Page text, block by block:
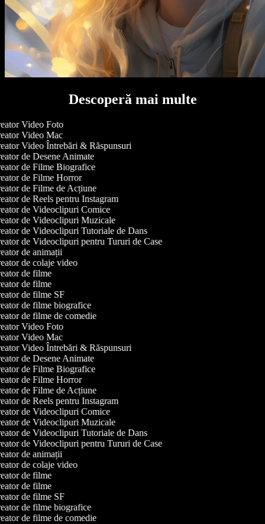
Descoperă mai multe
Video Foto
Video Mac
Video Întrebări & Răspunsuri
de Desene Animate
de Filme Biografice
de Filme Horror
de Filme de Acțiune
de Reels pentru Instagram
de Videoclipuri Comice
de Videoclipuri Muzicale
de Videoclipuri Tutoriale de Dans
de Videoclipuri pentru Tururi de Case
de animații
de colaje video
de filme
de filme
de filme SF
de filme biografice
de filme de comedie
Video Foto
Video Mac
Video Întrebări & Răspunsuri
de Desene Animate
de Filme Biografice
de Filme Horror
de Filme de Acțiune
de Reels pentru Instagram
de Videoclipuri Comice
de Videoclipuri Muzicale
de Videoclipuri Tutoriale de Dans
de Videoclipuri pentru Tururi de Case
de animații
de colaje video
de filme
de filme
de filme SF
de filme biografice
de filme de comedie